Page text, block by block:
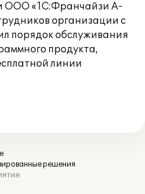
ООО «1С:Франчайзи А-
организации с
порядок обслуживания
продукта,
линии
решения